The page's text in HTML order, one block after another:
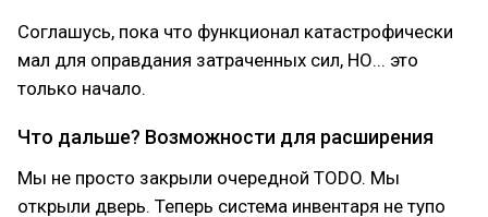
Соглашусь, пока что функционал катастрофически
мал для оправдания затраченных сил, НО... это
только начало.
Что дальше? Возможности для расширения
Мы не просто закрыли очередной TODO. Мы
открыли дверь. Теперь система инвентаря не тупо